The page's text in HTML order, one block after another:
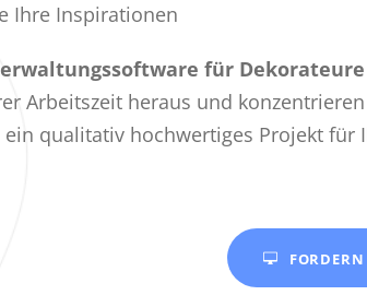
Ihre Inspirationen
für Dekorateure
Arbeitszeit heraus und
qualitativ hochwertiges Projekt für